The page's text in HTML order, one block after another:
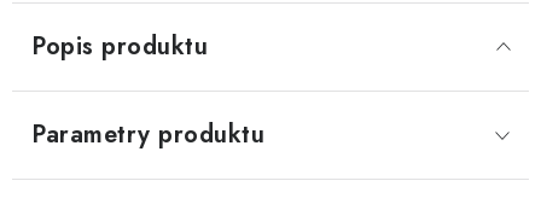
Popis produktu
Parametry produktu